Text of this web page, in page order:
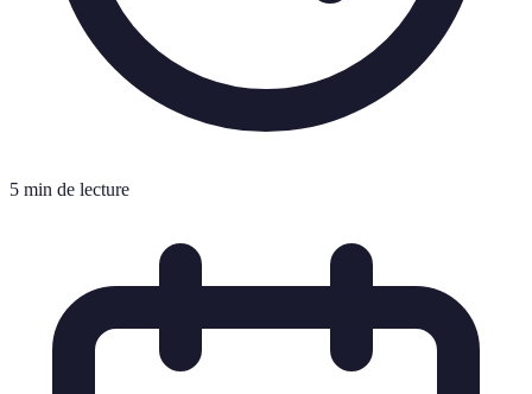
5 min de lecture